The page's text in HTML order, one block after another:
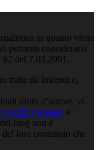
in quanto viene
pertanto considerarsi
62 del 7.03.2001.
tratte da internet e,
diritti d’autore, vi
mens.it e
blog non è
loro contenuto che